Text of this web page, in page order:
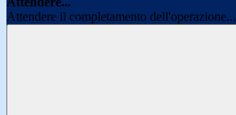
Attendere il completamento dell'operazione...